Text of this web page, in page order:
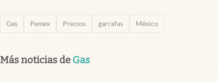
Gas Pemex Precios garrafas México
Más noticias de Gas